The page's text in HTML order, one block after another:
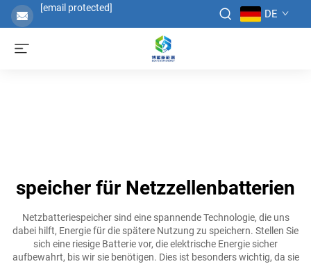
[email protected] DE
speicher für Netzzellenbatterien
Netzbatteriespeicher sind eine spannende Technologie, die uns
dabei hilft, Energie für die spätere Nutzung zu speichern. Stellen Sie
sich eine riesige Batterie vor, die elektrische Energie sicher
aufbewahrt, bis wir sie benötigen. Dies ist besonders wichtig, da sie